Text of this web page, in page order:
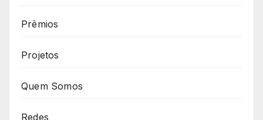
Prêmios
Projetos
Quem Somos
Redes